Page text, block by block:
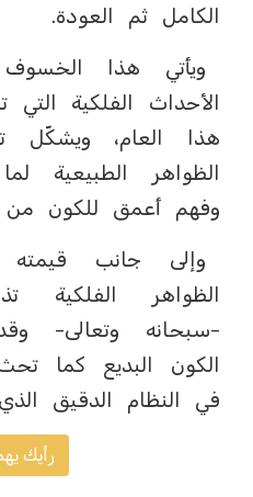
الكامل ثم العودة.
ويأتي هذا
الأحداث الفلكية
هذا العام، ويشكّل
الظواهر الطبيعية
وفهم أعمق للكون من
وإلى جانب قيمته
الظواهر الفلكية
-سبحانه وتعالى-
الكون البديع كما
في النظام الدقيق
رأيك